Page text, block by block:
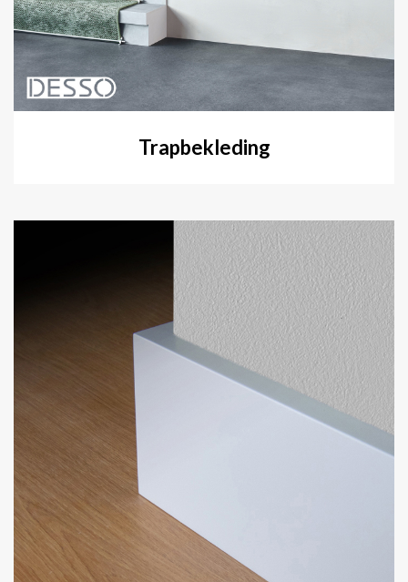
Trapbekleding